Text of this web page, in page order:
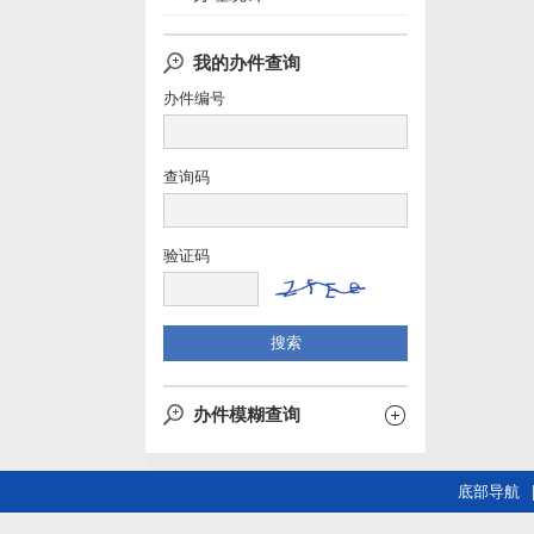
我的办件查询
办件编号
查询码
验证码
办件模糊查询
底部导航